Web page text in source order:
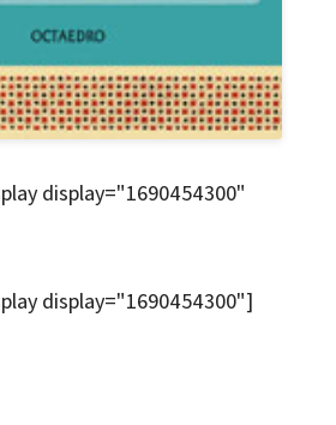
display="1690454300"
display="1690454300"]